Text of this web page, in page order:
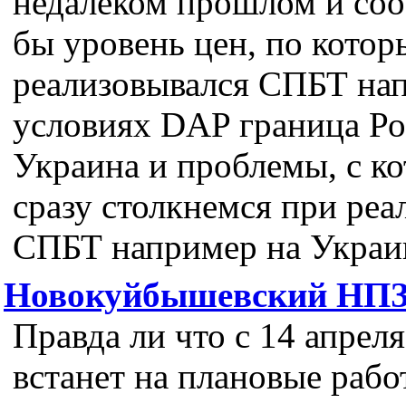
бы уровень цен, по
реализовывался СПБТ
условиях DAP граница
Украина и проблемы, с
сразу столкнемся при
СПБТ например на
Новокуйбышевский
Правда ли что с 14
встанет на плановые